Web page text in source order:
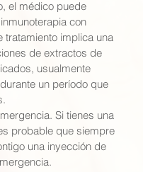
el médico puede
con
tratamiento implica una
de extractos de
usualmente
un período que
Si tienes una
probable que siempre
una inyección de